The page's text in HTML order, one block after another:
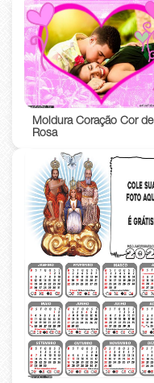
Moldura Coração Cor de
Rosa